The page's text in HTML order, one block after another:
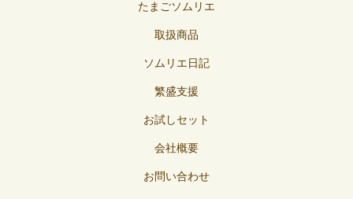
たまごソムリエ
取扱商品
ソムリエ日記
繁盛支援
お試しセット
会社概要
お問い合わせ